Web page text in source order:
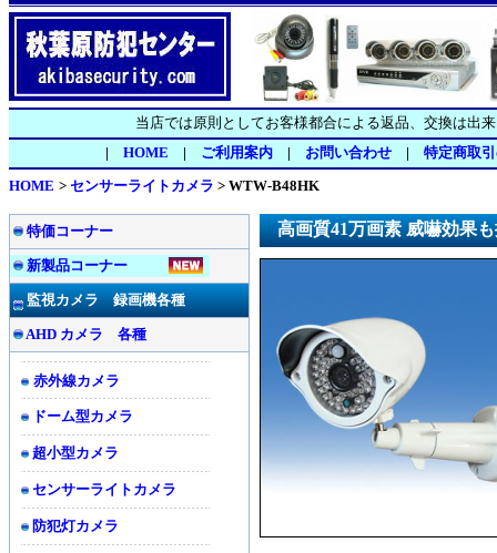
当店では原則としてお客様都合による返品、交換は出
| HOME | ご利用案内| お問い合わせ| 特定商取
HOME > センサーライトカメラ > WTW-B48HK
特価コーナー
新製品コーナー
監視カメラ 録画機各種
AHD カメラ 各種
赤外線カメラ
ドーム型カメラ
超小型カメラ
センサーライトカメラ
防犯灯カメラ
高画質41万画素 威嚇効果も